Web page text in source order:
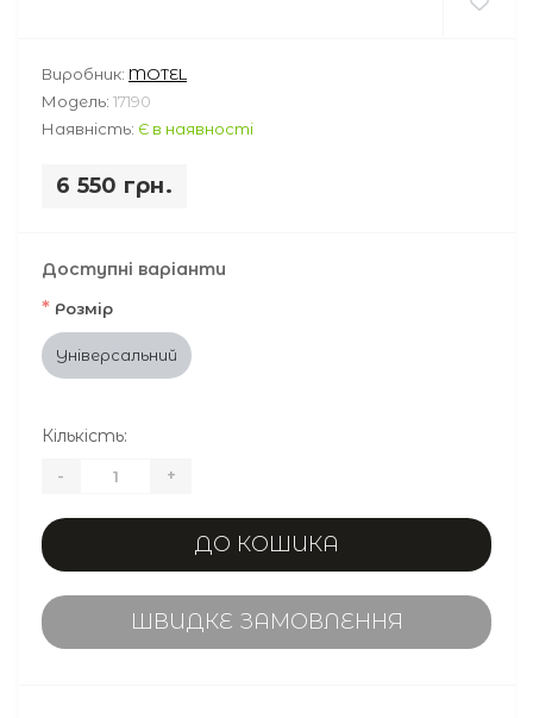
Виробник: MOTEL
Модель: 17190
Наявність: Є в наявності
6 550 грн.
Доступні варіанти
* Розмір
Універсальний
Кількість:
- +
ДО КОШИКА
ШВИДКЕ ЗАМОВЛЕННЯ